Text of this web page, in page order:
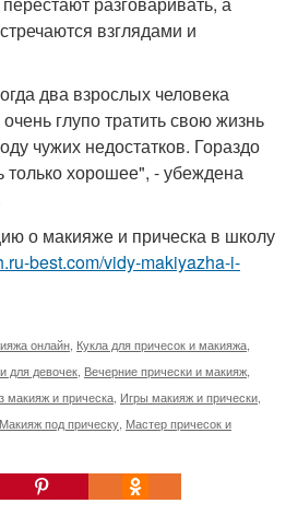
взглядами и
два взрослых человека
глупо тратить свою жизнь
чужих недостатков. Гораздо
только хорошее", - убеждена
о макияже и прическа в школу
best.com/vidy-makiyazha-i-
онлайн Кукла для причесок и макияжа
для девочек Вечерние прически и макияж
макияж и прическа Игры макияж и прически
Макияж под прическу Мастер причесок и